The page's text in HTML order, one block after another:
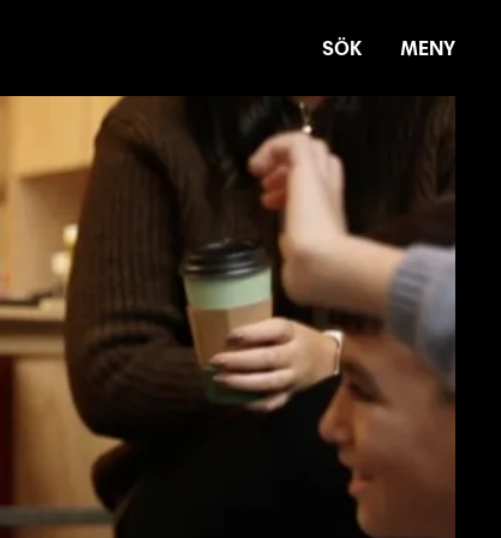
SÖK MENY